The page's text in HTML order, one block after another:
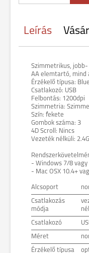
Leírás
Szimmetrikus,
AA elemtartó, mind
Érzékelő típusa:
Csatlakozó: USB
Felbontás: 1200dpi
Szimmetria:
Szín: fekete
Gombok száma: 3
4D Scroll: Nincs
Vezeték nélküli:
- Windows 7/8 vagy
- Mac OSX 10.4+
Alcsoport
Csatlakozás
módja
Csatlakozó
Méret
Érzékelő típusa